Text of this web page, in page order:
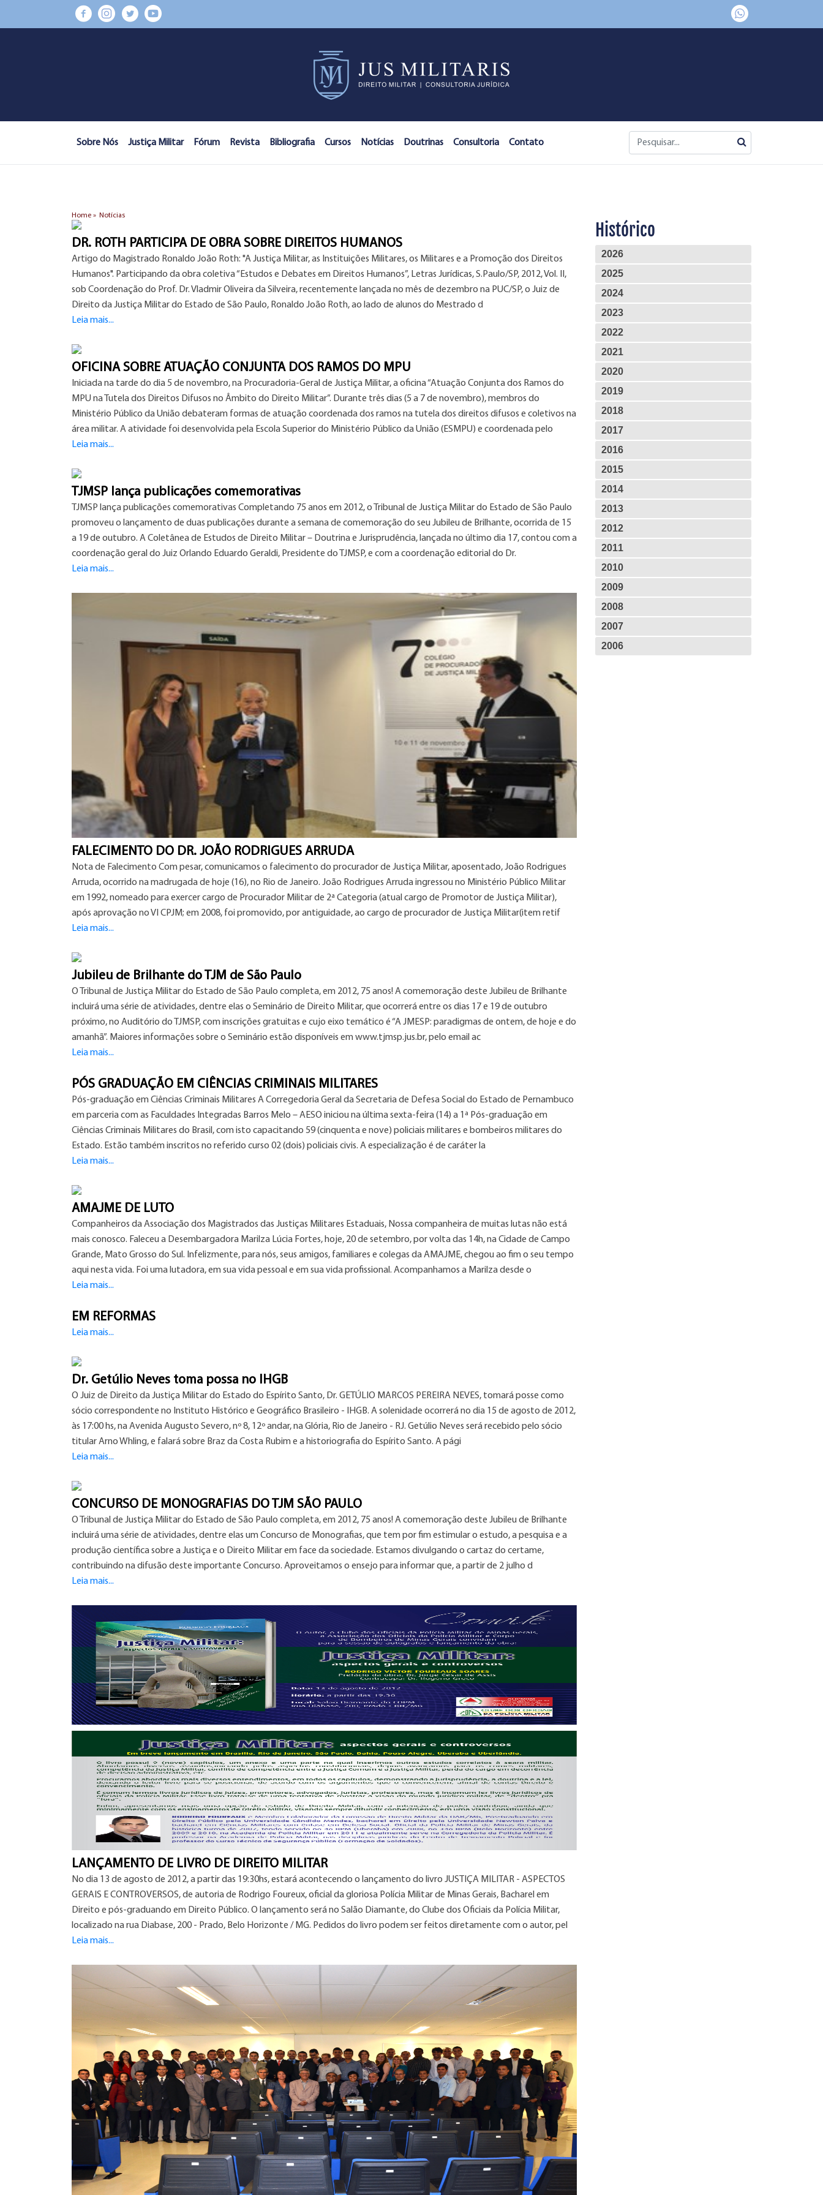
Sobre Nós Justiça Militar Fórum Revista Bibliografia Cursos Notícias Doutrinas Consultoria Contato
Home » Notícias
DR. ROTH PARTICIPA DE OBRA SOBRE DIREITOS HUMANOS
Artigo do Magistrado Ronaldo João Roth: "A Justiça Militar, as Instituições Militares, os Militares e a Promoção dos Direitos
Humanos". Participando da obra coletiva “Estudos e Debates em Direitos Humanos”, Letras Jurídicas, S.Paulo/SP, 2012, Vol. II,
sob Coordenação do Prof. Dr. Vladmir Oliveira da Silveira, recentemente lançada no mês de dezembro na PUC/SP, o Juiz de
Direito da Justiça Militar do Estado de São Paulo, Ronaldo João Roth, ao lado de alunos do Mestrado d
Leia mais...
OFICINA SOBRE ATUAÇÃO CONJUNTA DOS RAMOS DO MPU
Iniciada na tarde do dia 5 de novembro, na Procuradoria-Geral de Justiça Militar, a oficina “Atuação Conjunta dos Ramos do
MPU na Tutela dos Direitos Difusos no Âmbito do Direito Militar”. Durante três dias (5 a 7 de novembro), membros do
Ministério Público da União debateram formas de atuação coordenada dos ramos na tutela dos direitos difusos e coletivos na
área militar. A atividade foi desenvolvida pela Escola Superior do Ministério Público da União (ESMPU) e coordenada pelo
Leia mais...
TJMSP lança publicações comemorativas
TJMSP lança publicações comemorativas Completando 75 anos em 2012, o Tribunal de Justiça Militar do Estado de São Paulo
promoveu o lançamento de duas publicações durante a semana de comemoração do seu Jubileu de Brilhante, ocorrida de 15
a 19 de outubro. A Coletânea de Estudos de Direito Militar – Doutrina e Jurisprudência, lançada no último dia 17, contou com a
coordenação geral do Juiz Orlando Eduardo Geraldi, Presidente do TJMSP, e com a coordenação editorial do Dr.
Leia mais...
FALECIMENTO DO DR. JOÃO RODRIGUES ARRUDA
Nota de Falecimento Com pesar, comunicamos o falecimento do procurador de Justiça Militar, aposentado, João Rodrigues
Arruda, ocorrido na madrugada de hoje (16), no Rio de Janeiro. João Rodrigues Arruda ingressou no Ministério Público Militar
em 1992, nomeado para exercer cargo de Procurador Militar de 2ª Categoria (atual cargo de Promotor de Justiça Militar),
após aprovação no VI CPJM; em 2008, foi promovido, por antiguidade, ao cargo de procurador de Justiça Militar(item retif
Leia mais...
Jubileu de Brilhante do TJM de São Paulo
O Tribunal de Justiça Militar do Estado de São Paulo completa, em 2012, 75 anos! A comemoração deste Jubileu de Brilhante
incluirá uma série de atividades, dentre elas o Seminário de Direito Militar, que ocorrerá entre os dias 17 e 19 de outubro
próximo, no Auditório do TJMSP, com inscrições gratuitas e cujo eixo temático é “A JMESP: paradigmas de ontem, de hoje e do
amanhã”. Maiores informações sobre o Seminário estão disponíveis em www.tjmsp.jus.br, pelo email ac
Leia mais...
PÓS GRADUAÇÃO EM CIÊNCIAS CRIMINAIS MILITARES
Pós-graduação em Ciências Criminais Militares A Corregedoria Geral da Secretaria de Defesa Social do Estado de Pernambuco
em parceria com as Faculdades Integradas Barros Melo – AESO iniciou na última sexta-feira (14) a 1ª Pós-graduação em
Ciências Criminais Militares do Brasil, com isto capacitando 59 (cinquenta e nove) policiais militares e bombeiros militares do
Estado. Estão também inscritos no referido curso 02 (dois) policiais civis. A especialização é de caráter la
Leia mais...
AMAJME DE LUTO
Companheiros da Associação dos Magistrados das Justiças Militares Estaduais, Nossa companheira de muitas lutas não está
mais conosco. Faleceu a Desembargadora Marilza Lúcia Fortes, hoje, 20 de setembro, por volta das 14h, na Cidade de Campo
Grande, Mato Grosso do Sul. Infelizmente, para nós, seus amigos, familiares e colegas da AMAJME, chegou ao fim o seu tempo
aqui nesta vida. Foi uma lutadora, em sua vida pessoal e em sua vida profissional. Acompanhamos a Marilza desde o
Leia mais...
EM REFORMAS
Leia mais...
Dr. Getúlio Neves toma possa no IHGB
O Juiz de Direito da Justiça Militar do Estado do Espírito Santo, Dr. GETÚLIO MARCOS PEREIRA NEVES, tomará posse como
sócio correspondente no Instituto Histórico e Geográfico Brasileiro - IHGB. A solenidade ocorrerá no dia 15 de agosto de 2012,
às 17:00 hs, na Avenida Augusto Severo, nº 8, 12º andar, na Glória, Rio de Janeiro - RJ. Getúlio Neves será recebido pelo sócio
titular Arno Whling, e falará sobre Braz da Costa Rubim e a historiografia do Espírito Santo. A pági
Leia mais...
CONCURSO DE MONOGRAFIAS DO TJM SÃO PAULO
O Tribunal de Justiça Militar do Estado de São Paulo completa, em 2012, 75 anos! A comemoração deste Jubileu de Brilhante
incluirá uma série de atividades, dentre elas um Concurso de Monografias, que tem por fim estimular o estudo, a pesquisa e a
produção científica sobre a Justiça e o Direito Militar em face da sociedade. Estamos divulgando o cartaz do certame,
contribuindo na difusão deste importante Concurso. Aproveitamos o ensejo para informar que, a partir de 2 julho d
Leia mais...
LANÇAMENTO DE LIVRO DE DIREITO MILITAR
No dia 13 de agosto de 2012, a partir das 19:30hs, estará acontecendo o lançamento do livro JUSTIÇA MILITAR - ASPECTOS
GERAIS E CONTROVERSOS, de autoria de Rodrigo Foureux, oficial da gloriosa Polícia Militar de Minas Gerais, Bacharel em
Direito e pós-graduando em Direito Público. O lançamento será no Salão Diamante, do Clube dos Oficiais da Polícia Militar,
localizado na rua Diabase, 200 - Prado, Belo Horizonte / MG. Pedidos do livro podem ser feitos diretamente com o autor, pel
Leia mais...
Histórico
2026
2025
2024
2023
2022
2021
2020
2019
2018
2017
2016
2015
2014
2013
2012
2011
2010
2009
2008
2007
2006